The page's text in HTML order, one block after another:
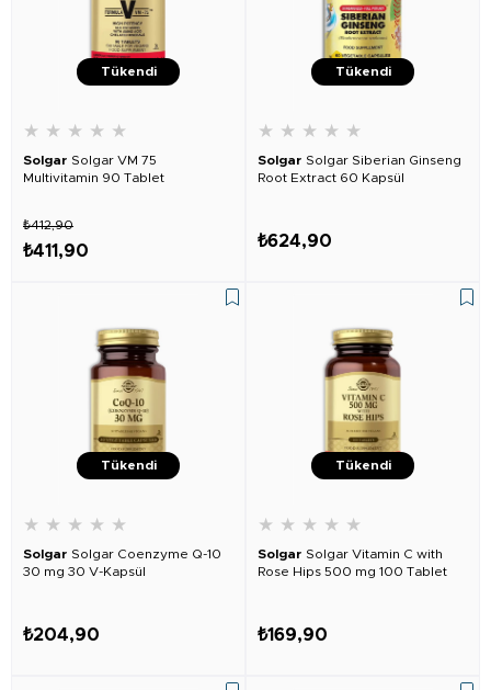
Tükendi
★ ★ ★ ★ ★
Solgar Solgar VM 75
Multivitamin 90 Tablet
₺411,90
₺412,90
Tükendi
★ ★ ★ ★ ★
Solgar Solgar Siberian Ginseng
Root Extract 60 Kapsül
₺624,90
Tükendi
★ ★ ★ ★ ★
Solgar Solgar Coenzyme Q-10
30 mg 30 V-Kapsül
₺204,90
Tükendi
★ ★ ★ ★ ★
Solgar Solgar Vitamin C with
Rose Hips 500 mg 100 Tablet
₺169,90